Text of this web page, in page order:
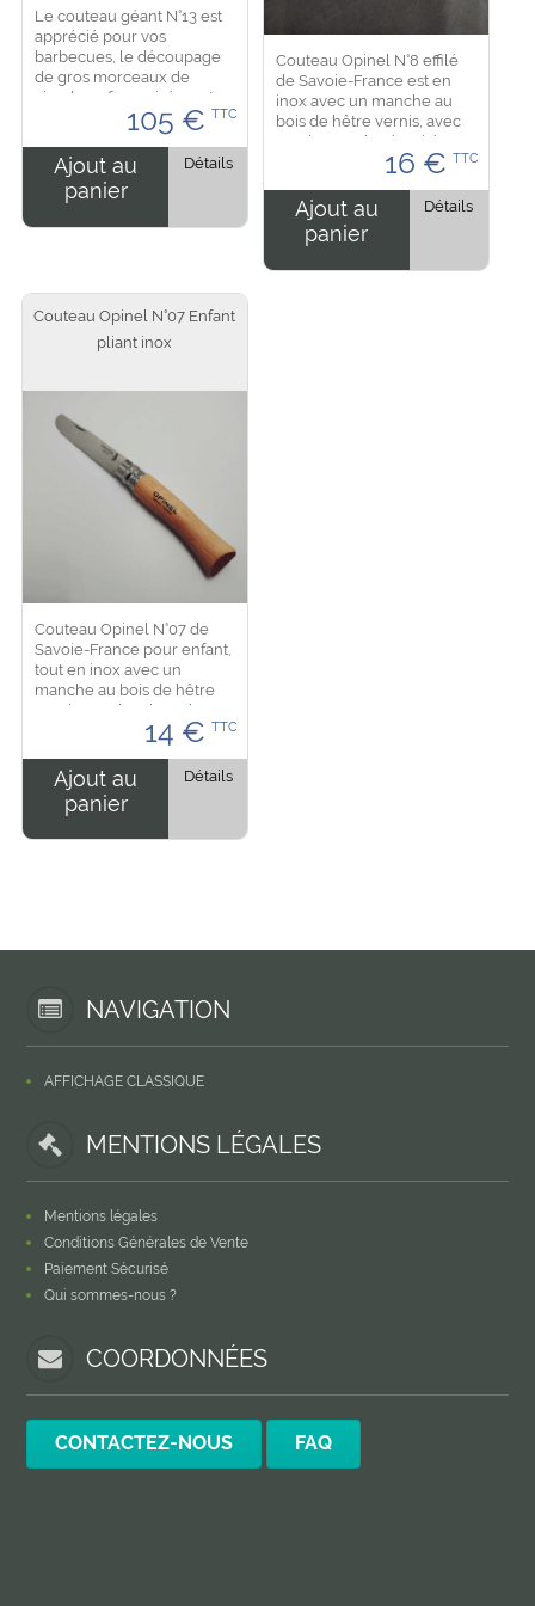
Le couteau géant N°13 est
apprécié pour vos
barbecues, le découpage
de gros morceaux de
viande se feras aisément.
Mais ce couteau est très
collectionneurs. La lame
est en...
105 € TTC
Ajout au
panier
Détails
Couteau Opinel N°8 effilé
de Savoie-France est en
inox avec un manche au
bois de hêtre vernis, avec
une bague de sécurité en
plus. Dimension : 18.5 cm de
cm....
16 € TTC
Ajout au
panier
Détails
Couteau Opinel N°07 Enfant
pliant inox
Couteau Opinel N°07 de
Savoie-France pour enfant,
tout en inox avec un
manche au bois de hêtre
vernis, en plus d'une bague
de sécurité au bout du
couteau. La lame est
arrondie pour éviter toute...
14 € TTC
Ajout au
panier
Détails
NAVIGATION
AFFICHAGE CLASSIQUE
MENTIONS LÉGALES
Mentions légales
Conditions Générales de Vente
Paiement Sécurisé
Qui sommes-nous ?
COORDONNÉES
CONTACTEZ-NOUS FAQ